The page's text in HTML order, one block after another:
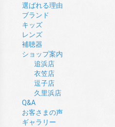
選ばれる理由
ブランド
キッズ
レンズ
補聴器
ショップ案内
追浜店
衣笠店
逗子店
久里浜店
Q&A
お客さまの声
ギャラリー